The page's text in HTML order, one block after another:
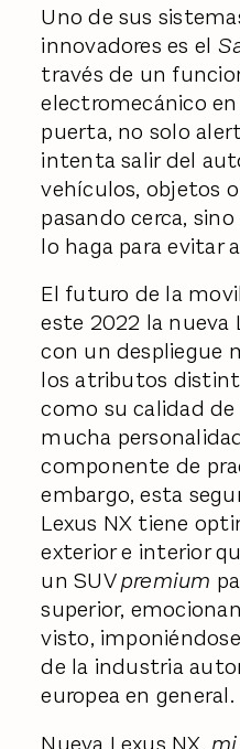
Uno de sus
innovadores es el
través de un
electromecánico
puerta, no solo
intenta salir del
vehículos, objetos
pasando cerca,
lo haga para evitar
El futuro de la
este 2022 la nueva
con un despliegue
los atributos
como su calidad
mucha
componente de
embargo, esta
Lexus NX tiene
exterior e interior
un SUVpremium
superior,
visto,
de la industria
europea en general.